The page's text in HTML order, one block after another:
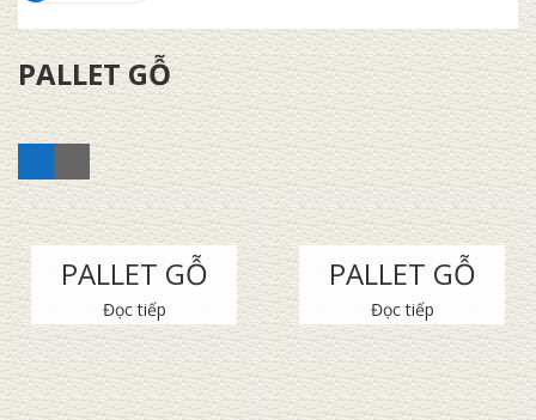
PALLET GỖ
PALLET GỖ
Đọc tiếp
PALLET GỖ
Đọc tiếp